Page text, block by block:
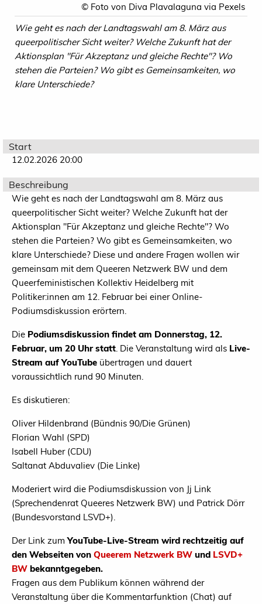
© Foto von Diva Plavalaguna via Pexels
Wie geht es nach der Landtagswahl am 8. März aus
queerpolitischer Sicht weiter? Welche Zukunft hat der
Aktionsplan "Für Akzeptanz und gleiche Rechte"? Wo
stehen die Parteien? Wo gibt es Gemeinsamkeiten, wo
klare Unterschiede?
Start
12.02.2026 20:00
Beschreibung
Wie geht es nach der Landtagswahl am 8. März aus
queerpolitischer Sicht weiter? Welche Zukunft hat der
Aktionsplan "Für Akzeptanz und gleiche Rechte"? Wo
stehen die Parteien? Wo gibt es Gemeinsamkeiten, wo
klare Unterschiede? Diese und andere Fragen wollen wir
gemeinsam mit dem Queeren Netzwerk BW und dem
Queerfeministischen Kollektiv Heidelberg mit
Politiker:innen am 12. Februar bei einer Online-
Podiumsdiskussion erörtern.
Die Podiumsdiskussion findet am Donnerstag, 12.
Februar, um 20 Uhr statt. Die Veranstaltung wird als Live-
Stream auf YouTube übertragen und dauert
voraussichtlich rund 90 Minuten.
Es diskutieren:
Oliver Hildenbrand (Bündnis 90/Die Grünen)
Florian Wahl (SPD)
Isabell Huber (CDU)
Saltanat Abduvaliev (Die Linke)
Moderiert wird die Podiumsdiskussion von Jj Link
(Sprechendenrat Queeres Netzwerk BW) und Patrick Dörr
(Bundesvorstand LSVD+).
Der Link zumYouTube-Live-Stream wird rechtzeitig auf
den Webseiten von Queerem Netzwerk BW und LSVD+
BW bekanntgegeben.
Fragen aus dem Publikum können während der
Veranstaltung über die Kommentarfunktion (Chat) auf